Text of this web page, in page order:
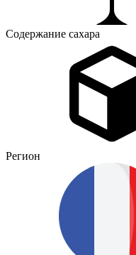
Содержание сахара
Регион